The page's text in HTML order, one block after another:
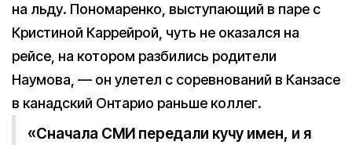
на льду. Пономаренко, выступающий в паре с
Кристиной Каррейрой, чуть не оказался на
рейсе, на котором разбились родители
Наумова, — он улетел с соревнований в Канзасе
в канадский Онтарио раньше коллег.
«Сначала СМИ передали кучу имен, и я